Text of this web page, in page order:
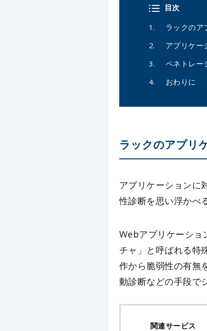
目次
ラックのア
アプリケー
ペネトレー
おわりに
ラックのアプリ
アプリケーションに
性診断を思い浮かべ
Webアプリケーショ
チャ」と呼ばれる特
作から脆弱性の有無
動診断などの手段で
関連サービス